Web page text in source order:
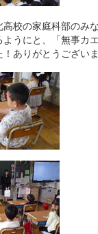
高校の家庭科部のみ
うにと、「無事カ
ありがとうござい